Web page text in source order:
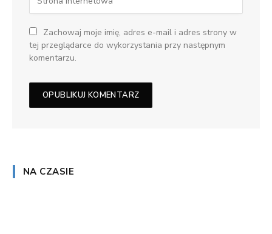
Zachowaj moje imię, adres e-mail i adres strony w
tej przeglądarce do wykorzystania przy następnym
komentarzu.
NA CZASIE